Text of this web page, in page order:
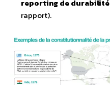
reporting de durabilité
rapport).